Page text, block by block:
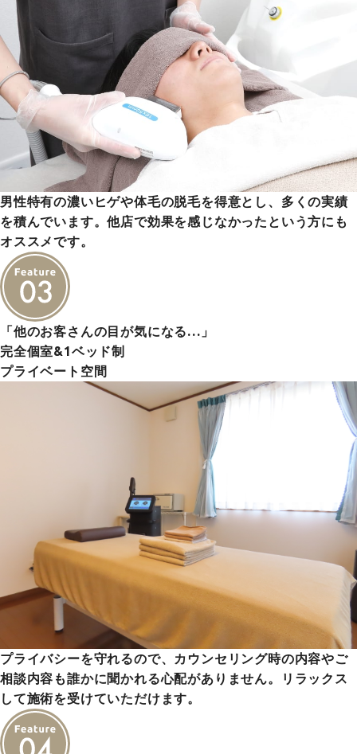
男性特有の濃いヒゲや体毛の脱毛を得意とし、多くの実績
を積んでいます。他店で効果を感じなかったという方にも
オススメです。
「他のお客さんの目が気になる…」
完全個室&1ベッド制
プライベート空間
プライバシーを守れるので、カウンセリング時の内容やご
相談内容も誰かに聞かれる心配がありません。リラックス
して施術を受けていただけます。